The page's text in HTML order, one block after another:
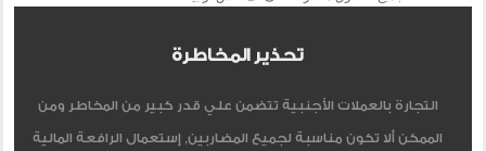
تحذير المخاطرة
التجارة بالعملات الأجنبية تتضمن علي قدر كبير من المخاطر ومن
الممكن ألا تكون مناسبة لجميع المضاربين, إستعمال الرافعة المالية